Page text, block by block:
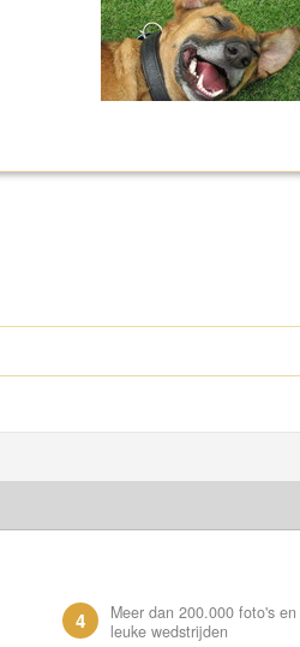
4
Meer dan 200.000 foto's en
leuke wedstrijden